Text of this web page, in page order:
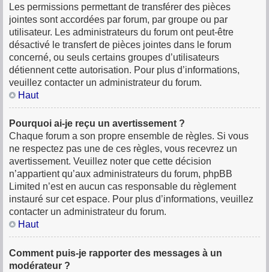
Les permissions permettant de transférer des pièces
jointes sont accordées par forum, par groupe ou par
utilisateur. Les administrateurs du forum ont peut-être
désactivé le transfert de pièces jointes dans le forum
concerné, ou seuls certains groupes d’utilisateurs
détiennent cette autorisation. Pour plus d’informations,
veuillez contacter un administrateur du forum.
Haut
Pourquoi ai-je reçu un avertissement ?
Chaque forum a son propre ensemble de règles. Si vous
ne respectez pas une de ces règles, vous recevrez un
avertissement. Veuillez noter que cette décision
n’appartient qu’aux administrateurs du forum, phpBB
Limited n’est en aucun cas responsable du règlement
instauré sur cet espace. Pour plus d’informations, veuillez
contacter un administrateur du forum.
Haut
Comment puis-je rapporter des messages à un
modérateur ?